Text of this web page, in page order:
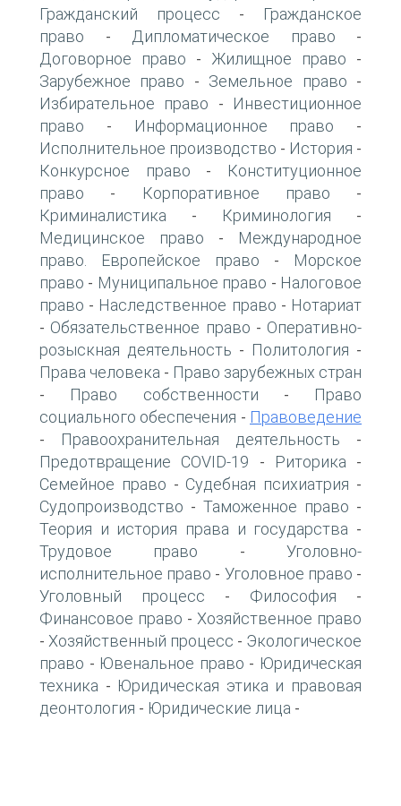
Гражданский процесс -
Гражданское
право - Дипломатическое право -
Договорное право - Жилищное право -
Зарубежное право - Земельное право -
Избирательное право -
Инвестиционное
право - Информационное право -
Исполнительное производство - История -
Конкурсное право -
Конституционное
право - Корпоративное право -
Криминалистика - Криминология -
Медицинское право -
Международное
право. Европейское право -
Морское
право - Муниципальное право - Налоговое
право - Наследственное право - Нотариат
- Обязательственное право - Оперативно-
розыскная деятельность - Политология -
Права человека - Право зарубежных стран
- Право собственности -
Право
социального обеспечения - Правоведение
- Правоохранительная деятельность -
Предотвращение COVID-19 - Риторика -
Семейное право - Судебная психиатрия -
Судопроизводство - Таможенное право -
Теория и история права и государства -
Трудовое право -Уголовно-
исполнительное право - Уголовное право -
Уголовный процесс - Философия -
Финансовое право - Хозяйственное право
- Хозяйственный процесс - Экологическое
право - Ювенальное право - Юридическая
техника - Юридическая этика и правовая
деонтология - Юридические лица -